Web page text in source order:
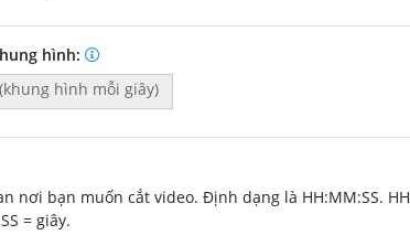
hình:
hình mỗi giây)
nơi bạn muốn cắt video. Định dạng là HH:MM:SS. HH
= giây.